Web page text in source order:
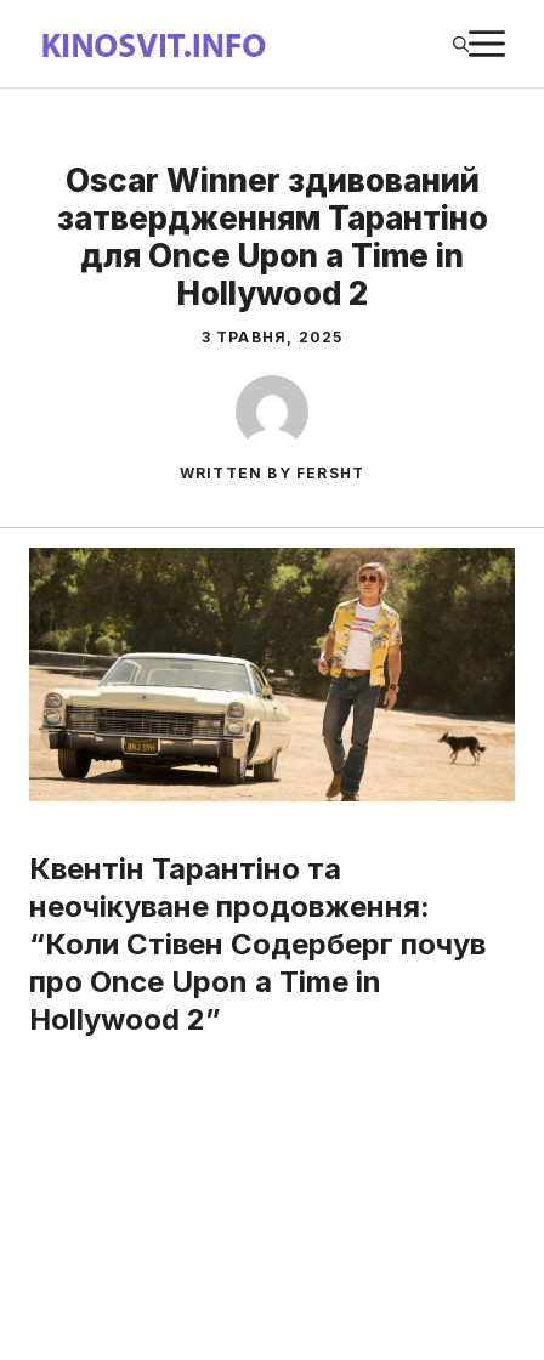
вмісту
Oscar Winner здивований
затвердженням Тарантіно
для Once Upon a Time in
Hollywood 2
3 ТРАВНЯ, 2025
WRITTEN BY FERSHT
Квентін Тарантіно та
неочікуване продовження:
“Коли Стівен Содерберг почув
про Once Upon a Time in
Hollywood 2”